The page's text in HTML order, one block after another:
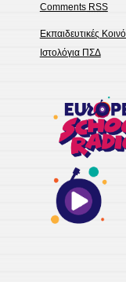
Comments RSS
Εκπαιδευτικές
Ιστολόγια ΠΣΔ